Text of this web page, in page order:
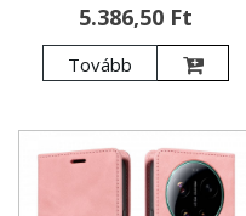
5.386,50 Ft
Tovább